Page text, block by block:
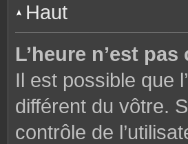
Haut
L’heure n’est
Il est possible que
différent du vôtre.
contrôle de